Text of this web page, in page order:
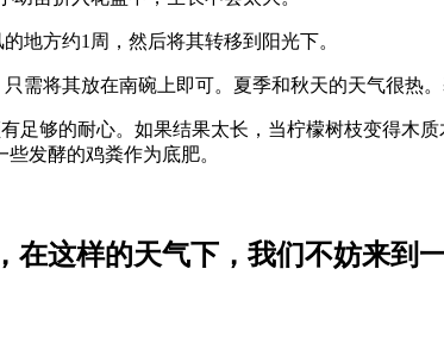
地方约1周，然后将其转移到阳光下。
需将其放在南碗上即可。夏季和秋天的天气很热
足够的耐心。如果结果太长，当柠檬树枝变得木
发酵的鸡粪作为底肥。
这样的天气下，我们不妨来到